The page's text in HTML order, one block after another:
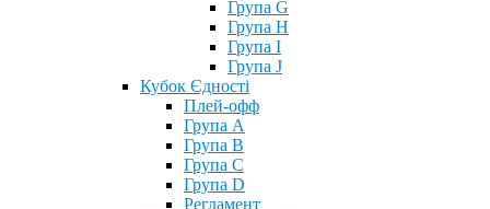
Група G
Група H
Група I
Група J
Кубок Єдності
Плей-офф
Група А
Група В
Група С
Група D
Регламент